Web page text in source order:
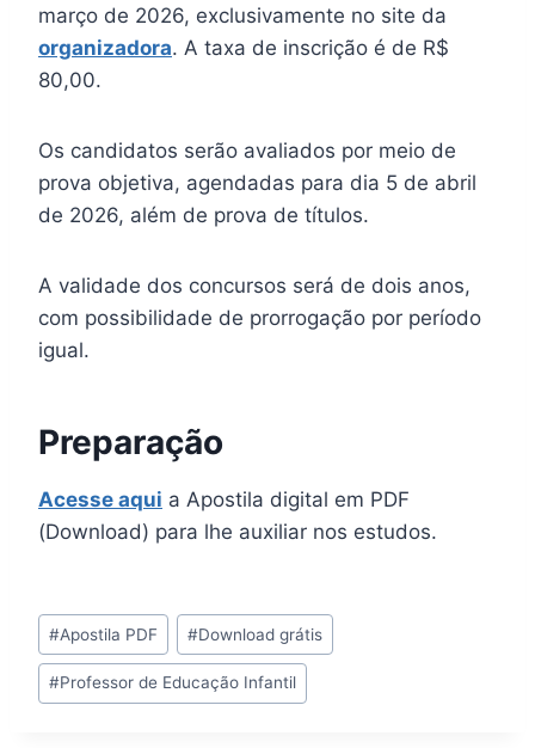
março de 2026, exclusivamente no site da
organizadora. A taxa de inscrição é de R$
80,00.
Os candidatos serão avaliados por meio de
prova objetiva, agendadas para dia 5 de abril
de 2026, além de prova de títulos.
A validade dos concursos será de dois anos,
com possibilidade de prorrogação por período
igual.
Preparação
Acesse aqui a Apostila digital em PDF
(Download) para lhe auxiliar nos estudos.
Tags
do
Post:
#Apostila PDF #Download grátis
#Professor de Educação Infantil